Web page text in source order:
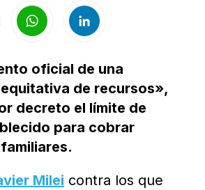
oficial de una
de recursos»,
decreto el límite de
para cobrar
Milei contra los que